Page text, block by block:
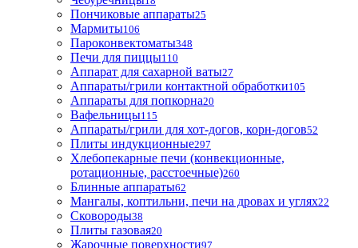
Пончиковые аппараты25
Мармиты106
Пароконвектоматы348
Печи для пиццы110
Аппарат для сахарной ваты27
Аппараты/грили контактной обработки105
Аппараты для попкорна20
Вафельницы115
Аппараты/грили для хот-догов, корн-догов52
Плиты индукционные297
Хлебопекарные печи (конвекционные,
ротационные, расстоечные)260
Блинные аппараты62
Мангалы, коптильни, печи на дровах и углях22
Сковороды38
Плиты газовая20
Жарочные поверхности97